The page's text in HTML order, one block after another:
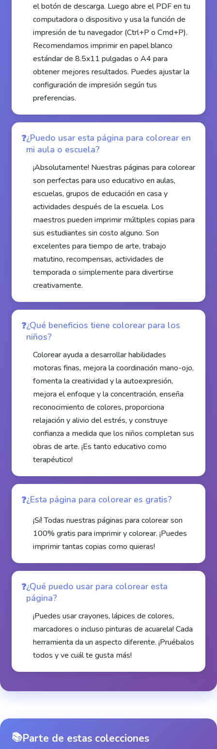
el botón de descarga. Luego abre el PDF en tu
computadora o dispositivo y usa la función de
impresión de tu navegador (Ctrl+P o Cmd+P).
Recomendamos imprimir en papel blanco
estándar de 8.5x11 pulgadas o A4 para
obtener mejores resultados. Puedes ajustar la
configuración de impresión según tus
preferencias.
¿Puedo usar esta página para colorear en
mi aula o escuela?
¡Absolutamente! Nuestras páginas para colorear
son perfectas para uso educativo en aulas,
escuelas, grupos de educación en casa y
actividades después de la escuela. Los
maestros pueden imprimir múltiples copias para
sus estudiantes sin costo alguno. Son
excelentes para tiempo de arte, trabajo
matutino, recompensas, actividades de
temporada o simplemente para divertirse
creativamente.
¿Qué beneficios tiene colorear para los
niños?
Colorear ayuda a desarrollar habilidades
motoras finas, mejora la coordinación mano-ojo,
fomenta la creatividad y la autoexpresión,
mejora el enfoque y la concentración, enseña
reconocimiento de colores, proporciona
relajación y alivio del estrés, y construye
confianza a medida que los niños completan sus
obras de arte. ¡Es tanto educativo como
terapéutico!
¿Esta página para colorear es gratis?
¡Sí! Todas nuestras páginas para colorear son
100% gratis para imprimir y colorear. ¡Puedes
imprimir tantas copias como quieras!
¿Qué puedo usar para colorear esta
página?
¡Puedes usar crayones, lápices de colores,
marcadores o incluso pinturas de acuarela! Cada
herramienta da un aspecto diferente. ¡Pruébalos
todos y ve cuál te gusta más!
📚Parte de estas colecciones